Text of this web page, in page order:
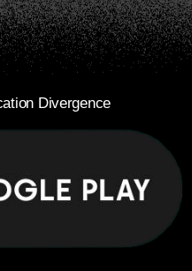
Divergence